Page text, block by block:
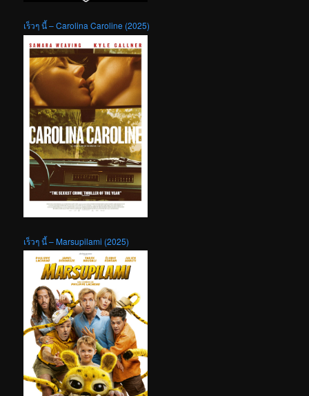
เร็วๆ นี้ – Carolina Caroline (2025)
เร็วๆ นี้ – Marsupilami (2025)